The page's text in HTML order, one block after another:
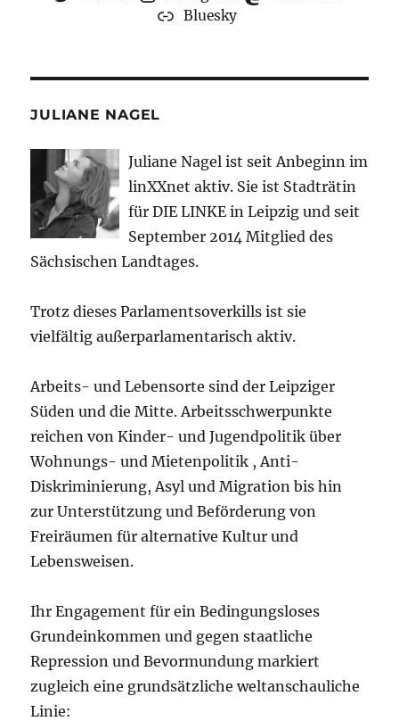
Bluesky
JULIANE NAGEL
Juliane Nagel ist seit Anbeginn im
linXXnet aktiv. Sie ist Stadträtin
für DIE LINKE in Leipzig und seit
September 2014 Mitglied des
Sächsischen Landtages.
Trotz dieses Parlamentsoverkills ist sie
vielfältig außerparlamentarisch aktiv.
Arbeits- und Lebensorte sind der Leipziger
Süden und die Mitte. Arbeitsschwerpunkte
reichen von Kinder- und Jugendpolitik über
Wohnungs- und Mietenpolitik , Anti-
Diskriminierung, Asyl und Migration bis hin
zur Unterstützung und Beförderung von
Freiräumen für alternative Kultur und
Lebensweisen.
Ihr Engagement für ein Bedingungsloses
Grundeinkommen und gegen staatliche
Repression und Bevormundung markiert
zugleich eine grundsätzliche weltanschauliche
Linie: